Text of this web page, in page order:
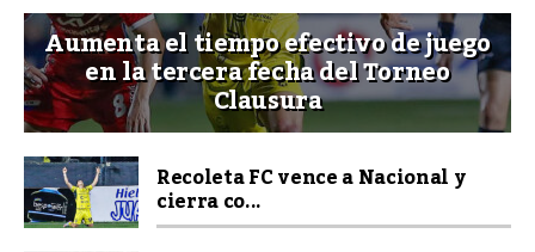
Aumenta el tiempo efectivo de juego
en la tercera fecha del Torneo
Clausura
Recoleta FC vence a Nacional y
cierra co...